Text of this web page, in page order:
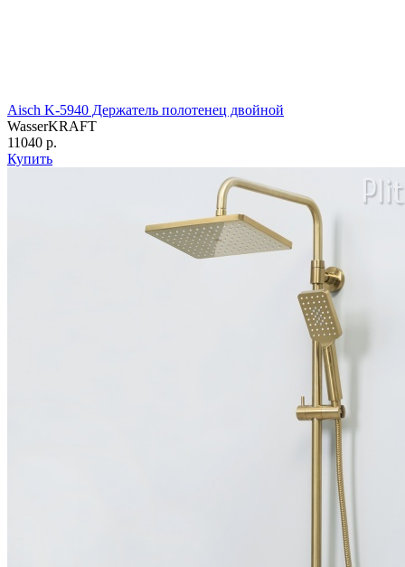
Aisch K-5940 Держатель полотенец двойной
WasserKRAFT
11040 р.
Купить